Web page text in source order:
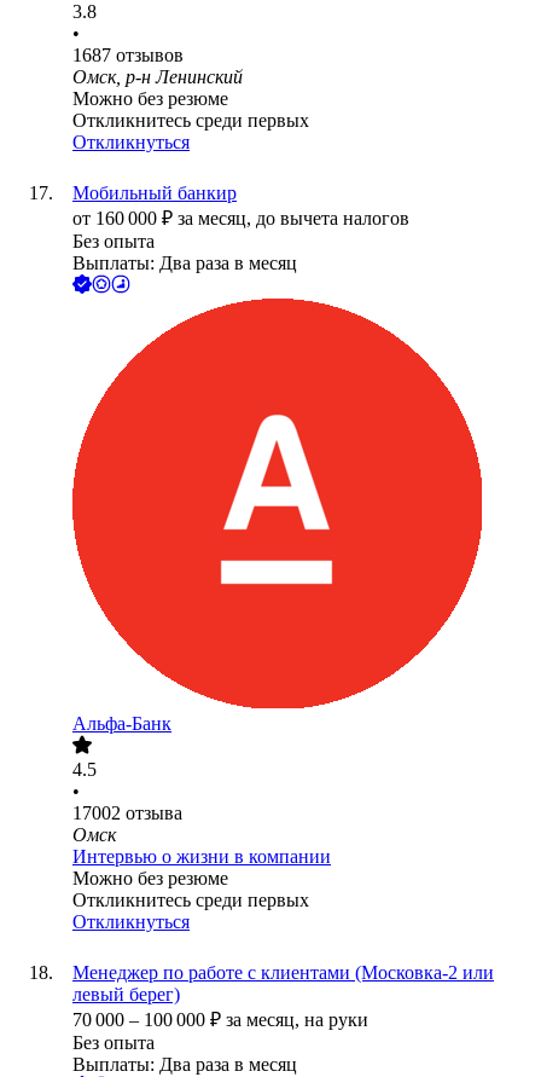
3.8
•
1687 отзывов
Омск, р-н Ленинский
Можно без резюме
Откликнитесь среди первых
Откликнуться
Мобильный банкир
от 160 000 ₽ за месяц, до вычета налогов
Без опыта
Выплаты: Два раза в месяц
Альфа-Банк
4.5
•
17002 отзыва
Омск
Интервью о жизни в компании
Можно без резюме
Откликнитесь среди первых
Откликнуться
Менеджер по работе с клиентами (Московка-2 или
левый берег)
70 000 – 100 000 ₽ за месяц, на руки
Без опыта
Выплаты: Два раза в месяц